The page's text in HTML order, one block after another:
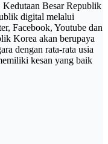
Kedutaan Besar Republik
digital melalui
Facebook, Youtube dan
Korea akan berupaya
dengan rata-rata usia
kesan yang baik